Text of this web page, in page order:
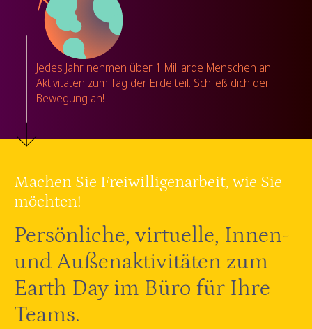
Jedes Jahr nehmen über 1 Milliarde Menschen an
Aktivitäten zum Tag der Erde teil. Schließ dich der
Bewegung an!
Machen Sie Freiwilligenarbeit, wie Sie
möchten!
Persönliche, virtuelle, Innen-
und Außenaktivitäten zum
Earth Day im Büro für Ihre
Teams.